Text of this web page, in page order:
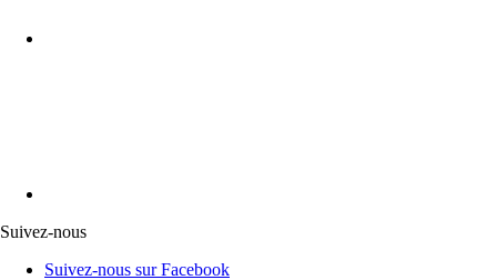
Suivez-nous
Suivez-nous sur Facebook